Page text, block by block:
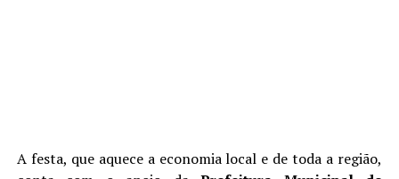
A festa, que aquece a economia local e de toda a região,